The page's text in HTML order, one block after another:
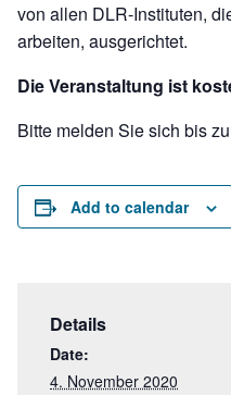
von allen DLR-Instituten,
arbeiten, ausgerichtet.
Die Veranstaltung ist
Bitte melden Sie sich bis
Add to calendar
Details
Date:
4. November 2020